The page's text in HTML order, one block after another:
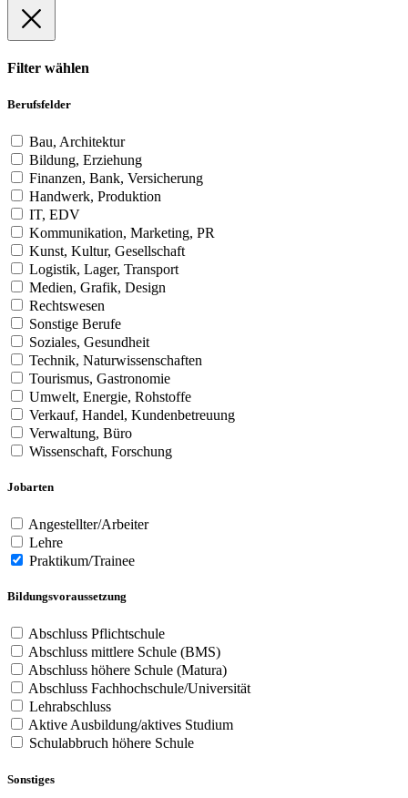
Filter wählen
Berufsfelder
Bau, Architektur
Bildung, Erziehung
Finanzen, Bank, Versicherung
Handwerk, Produktion
IT, EDV
Kommunikation, Marketing, PR
Kunst, Kultur, Gesellschaft
Logistik, Lager, Transport
Medien, Grafik, Design
Rechtswesen
Sonstige Berufe
Soziales, Gesundheit
Technik, Naturwissenschaften
Tourismus, Gastronomie
Umwelt, Energie, Rohstoffe
Verkauf, Handel, Kundenbetreuung
Verwaltung, Büro
Wissenschaft, Forschung
Jobarten
Angestellter/Arbeiter
Lehre
Praktikum/Trainee
Bildungsvoraussetzung
Abschluss Pflichtschule
Abschluss mittlere Schule (BMS)
Abschluss höhere Schule (Matura)
Abschluss Fachhochschule/Universität
Lehrabschluss
Aktive Ausbildung/aktives Studium
Schulabbruch höhere Schule
Sonstiges